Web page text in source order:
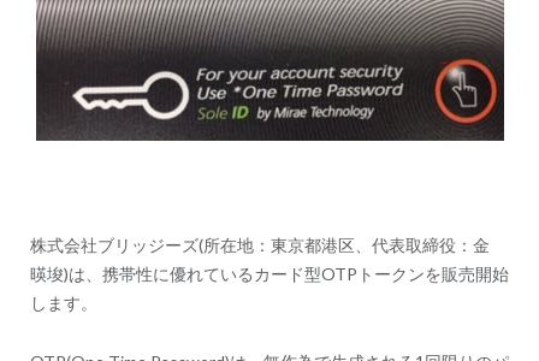
ョ
ン
株式会社ブリッジーズ(所在地：東京都港区、代表取締役：金
暎埈)は、携帯性に優れているカード型OTPトークンを販売開始
します。